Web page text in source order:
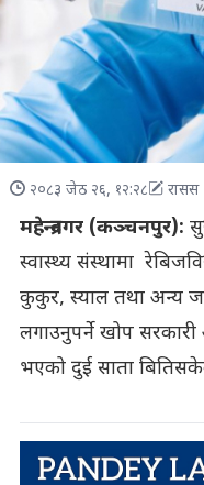
२०८३ जेठ २६, १२:२८ रासस
महेन्द्रनगर (कञ्चनपुर):
स्वास्थ्य संस्थामा
कुकुर, स्याल तथा अन्य
लगाउनुपर्ने खोप
भएको दुई साता